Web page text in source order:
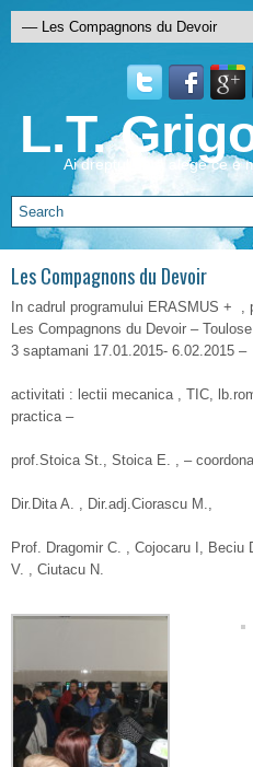
L.T.
Ai dreptul de a alege ce e
Les Compagnons du Devoir
In cadrul programului ERASMUS +
Les Compagnons du Devoir –
3 saptamani 17.01.2015- 6.02.2015 –
activitati : lectii mecanica , TIC,
practica –
prof.Stoica St., Stoica E. , –
Dir.Dita A. , Dir.adj.Ciorascu M.,
Prof. Dragomir C. , Cojocaru I,
V. , Ciutacu N.